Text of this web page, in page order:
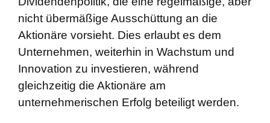
nicht übermäßige Ausschüttung an die
Aktionäre vorsieht. Dies erlaubt es dem
Unternehmen, weiterhin in Wachstum und
Innovation zu investieren, während
gleichzeitig die Aktionäre am
unternehmerischen Erfolg beteiligt werden.